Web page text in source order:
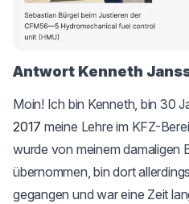
Antwort Kenneth
Moin! Ich bin Kenneth, bin 30
2017 meine Lehre im KFZ-
wurde von meinem damaligen
übernommen, bin dort
gegangen und war eine Zeit